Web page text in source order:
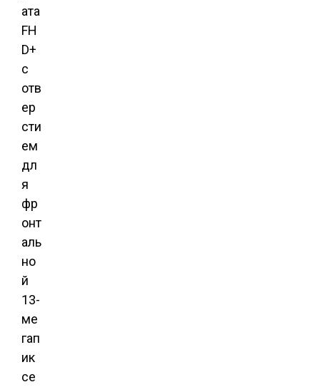
ата
FH
D+
с
отв
ер
сти
ем
дл
я
фр
онт
аль
но
й
13-
ме
гап
ик
се